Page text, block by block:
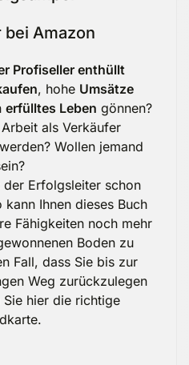
Amazon
Profiseller enthüllt
, hohe Umsätze
erfülltes Leben gönnen?
als Verkäufer
Wollen jemand
der Erfolgsleiter schon
Ihnen dieses Buch
Fähigkeiten noch mehr
Boden zu
Fall, dass Sie bis zur
Weg zurückzulegen
hier die richtige